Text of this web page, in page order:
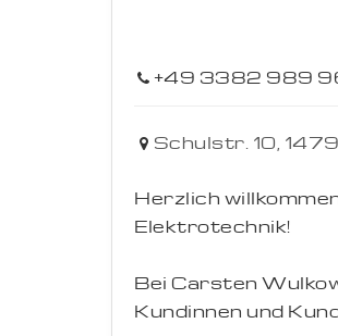
+49 3382 989
Schulstr. 10,
Herzlich
Elektrotechnik!
Bei Carsten
Kundinnen und